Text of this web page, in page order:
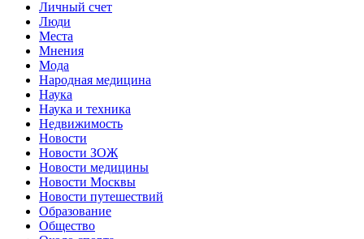
Личный счет
Люди
Места
Мнения
Мода
Народная медицина
Наука
Наука и техника
Недвижимость
Новости
Новости ЗОЖ
Новости медицины
Новости Москвы
Новости путешествий
Образование
Общество